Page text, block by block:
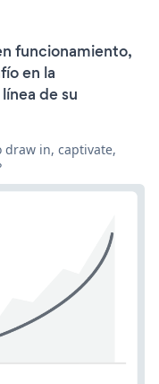
funcionamiento,
en la
de su
draw in, captivate,